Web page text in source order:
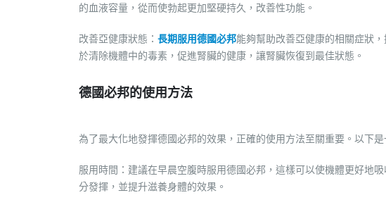
的血液容量，從而使勃起更加堅硬持久，改善性功能。
改善亞健康狀態： 長期服用德國必邦能夠幫助改善亞健康的相關症狀
於清除機體中的毒素，促進腎臟的健康，讓腎臟恢復到最佳狀態。
德國必邦的使用方法
為了最大化地發揮德國必邦的效果，正確的使用方法至關重要。以下是
服用時間：建議在早晨空腹時服用德國必邦，這樣可以使機體更好地
分發揮，並提升滋養身體的效果。